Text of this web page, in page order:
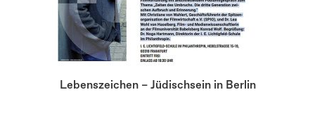
Lebenszeichen – Jüdischsein in Berlin